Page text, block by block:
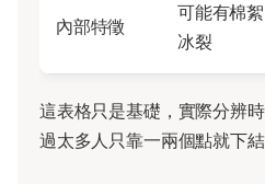
內部特徵
可能有棉絮
冰裂
這表格只是基礎，實際分辨
過太多人只靠一兩個點就下結